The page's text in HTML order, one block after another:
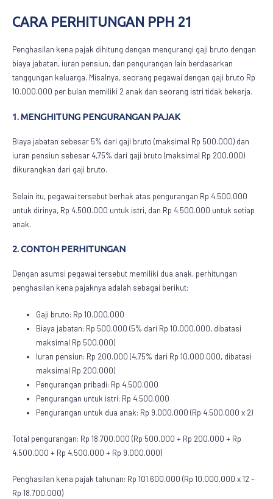
CARA PERHITUNGAN PPH 21
Penghasilan kena pajak dihitung dengan mengurangi gaji bruto dengan
biaya jabatan, iuran pensiun, dan pengurangan lain berdasarkan
tanggungan keluarga. Misalnya, seorang pegawai dengan gaji bruto Rp
10.000.000 per bulan memiliki 2 anak dan seorang istri tidak bekerja.
1. MENGHITUNG PENGURANGAN PAJAK
Biaya jabatan sebesar 5% dari gaji bruto (maksimal Rp 500.000) dan
iuran pensiun sebesar 4,75% dari gaji bruto (maksimal Rp 200.000)
dikurangkan dari gaji bruto.
Selain itu, pegawai tersebut berhak atas pengurangan Rp 4.500.000
untuk dirinya, Rp 4.500.000 untuk istri, dan Rp 4.500.000 untuk setiap
anak.
2. CONTOH PERHITUNGAN
Dengan asumsi pegawai tersebut memiliki dua anak, perhitungan
penghasilan kena pajaknya adalah sebagai berikut:
Gaji bruto: Rp 10.000.000
Biaya jabatan: Rp 500.000 (5% dari Rp 10.000.000, dibatasi
maksimal Rp 500.000)
Iuran pensiun: Rp 200.000 (4,75% dari Rp 10.000.000, dibatasi
maksimal Rp 200.000)
Pengurangan pribadi: Rp 4.500.000
Pengurangan untuk istri: Rp 4.500.000
Pengurangan untuk dua anak: Rp 9.000.000 (Rp 4.500.000 x 2)
Total pengurangan: Rp 18.700.000 (Rp 500.000 + Rp 200.000 + Rp
4.500.000 + Rp 4.500.000 + Rp 9.000.000)
Penghasilan kena pajak tahunan: Rp 101.600.000 (Rp 10.000.000 x 12 –
Rp 18.700.000)